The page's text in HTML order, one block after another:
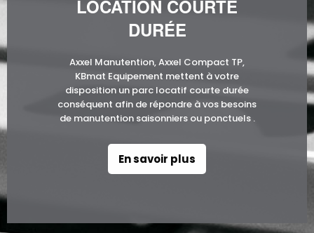
LOCATION COURTE
DURÉE
Axxel Manutention, Axxel Compact TP,
KBmat Equipement mettent à votre
disposition un parc locatif courte durée
conséquent afin de répondre à vos besoins
de manutention saisonniers ou ponctuels .
En savoir plus